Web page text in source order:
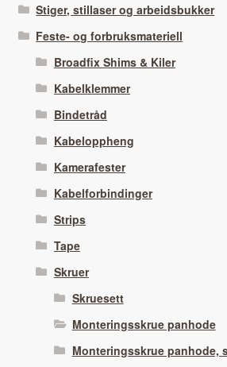
Stiger, stillaser og arbeidsbukker
Feste- og forbruksmateriell
Broadfix Shims & Kiler
Kabelklemmer
Bindetråd
Kabeloppheng
Kamerafester
Kabelforbindinger
Strips
Tape
Skruer
Skruesett
Monteringsskrue panhode
Monteringsskrue panhode,